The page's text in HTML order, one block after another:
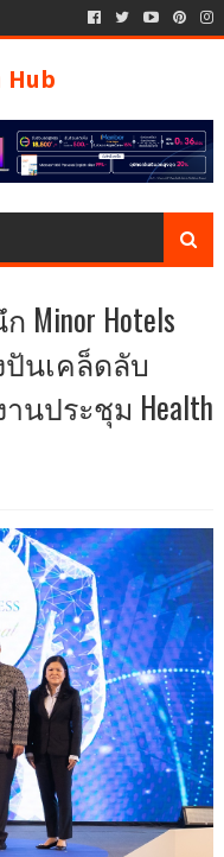
Hub
ก Minor Hotels
นเคล็ดลับ
นประชุม Health